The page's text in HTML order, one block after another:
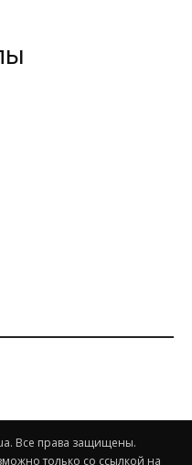
Все права защищены.
только со ссылкой на